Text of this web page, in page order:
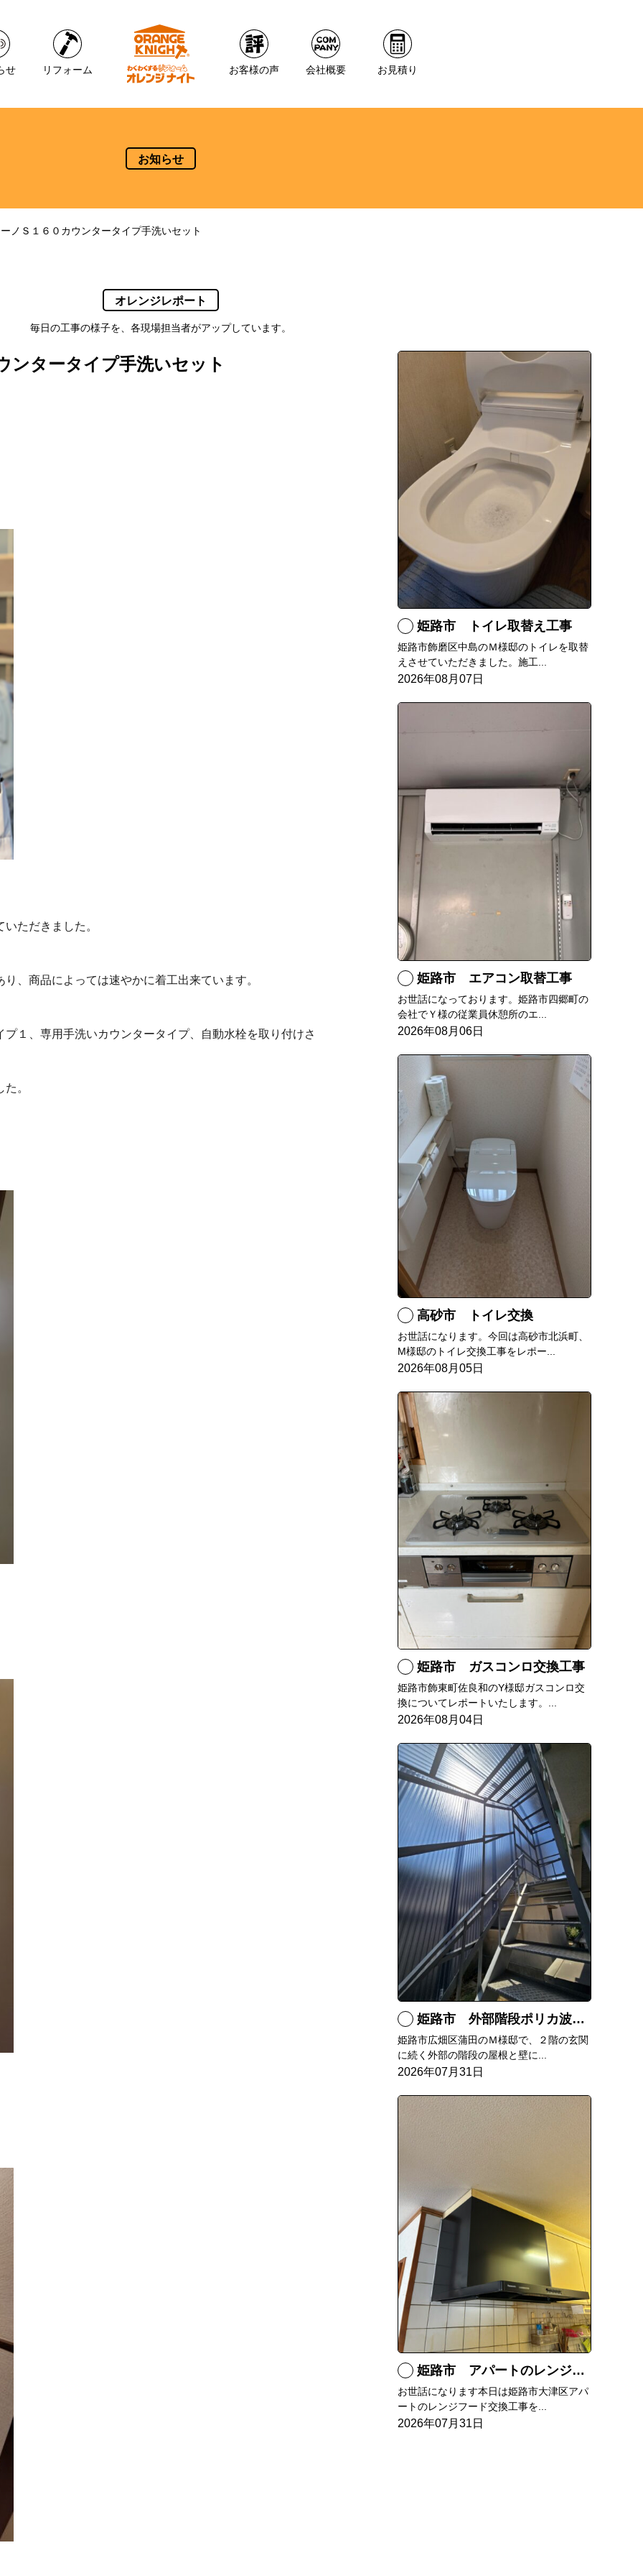
せ リフォーム お客様の声 会社概要 お見積り
お知らせ
ノＳ１６０カウンタータイプ手洗いセット
オレンジレポート
毎日の工事の様子を、各現場担当者がアップしています。
タータイプ手洗いセット
ただきました。
、商品によっては速やかに着工出来ています。
１、専用手洗いカウンタータイプ、自動水栓を取り付けさ
。
姫路市 トイレ取替え工事
姫路市飾磨区中島のＭ様邸のトイレを取替
えさせていただきました。施工...
2026年08月07日
姫路市 エアコン取替工事
お世話になっております。姫路市四郷町の
会社でＹ様の従業員休憩所のエ...
2026年08月06日
高砂市 トイレ交換
お世話になります。今回は高砂市北浜町、
M様邸のトイレ交換工事をレポー...
2026年08月05日
姫路市 ガスコンロ交換工事
姫路市飾東町佐良和のY様邸ガスコンロ交
換についてレポートいたします。...
2026年08月04日
姫路市 外部階段ポリカ波板張替工事
姫路市広畑区蒲田のＭ様邸で、２階の玄関
に続く外部の階段の屋根と壁に...
2026年07月31日
姫路市 アパートのレンジフード交換
お世話になります本日は姫路市大津区アパ
ートのレンジフード交換工事を...
2026年07月31日